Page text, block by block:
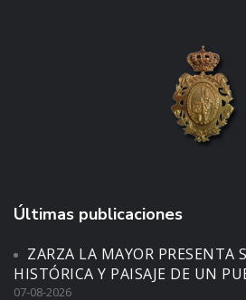
Últimas publicaciones
ZARZA LA MAYOR PRESENTA
HISTÓRICA Y PAISAJE DE UN
07-08-2026